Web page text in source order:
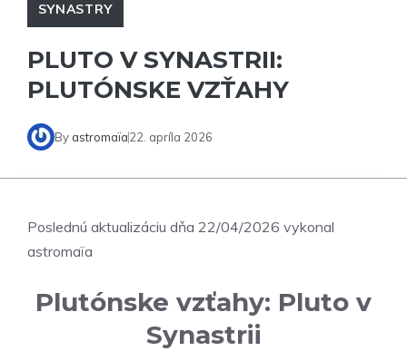
SYNASTRY
PLUTO V SYNASTRII:
PLUTÓNSKE VZŤAHY
By astromaïa22. apríla 2026
Poslednú aktualizáciu dňa 22/04/2026 vykonal
astromaïa
Plutónske vzťahy: Pluto v
Synastrii